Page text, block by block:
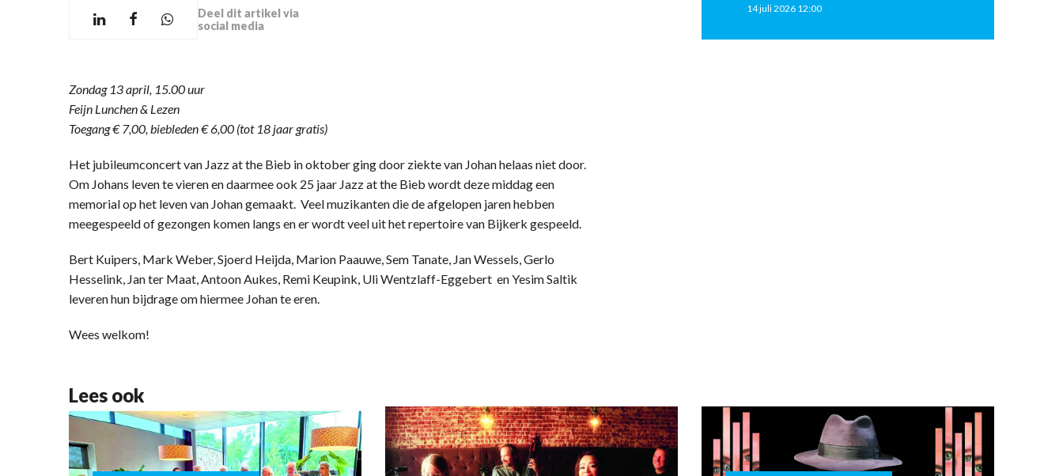
Deel dit artikel via
social media
Zondag 13 april, 15.00 uur
Feijn Lunchen & Lezen
Toegang € 7,00, biebleden € 6,00 (tot 18 jaar gratis)
Het jubileumconcert van Jazz at the Bieb in oktober ging door ziekte van Johan helaas niet door.
Om Johans leven te vieren en daarmee ook 25 jaar Jazz at the Bieb wordt deze middag een
memorial op het leven van Johan gemaakt. Veel muzikanten die de afgelopen jaren hebben
meegespeeld of gezongen komen langs en er wordt veel uit het repertoire van Bijkerk gespeeld.
Bert Kuipers, Mark Weber, Sjoerd Heijda, Marion Paauwe, Sem Tanate, Jan Wessels, Gerlo
Hesselink, Jan ter Maat, Antoon Aukes, Remi Keupink, Uli Wentzlaff-Eggebert en Yesim Saltik
leveren hun bijdrage om hiermee Johan te eren.
Wees welkom!
14 juli 2026 12:00
Lees ook